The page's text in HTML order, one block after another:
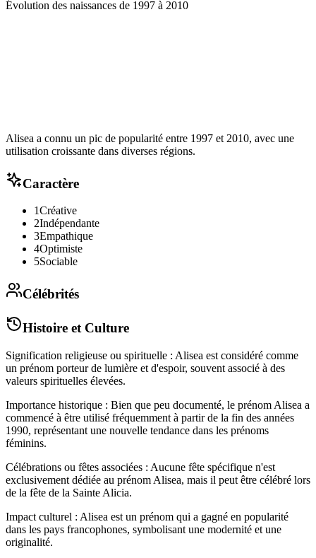
Évolution des naissances de 1997 à 2010
Alisea a connu un pic de popularité entre 1997 et 2010, avec une
utilisation croissante dans diverses régions.
Caractère
1Créative
2Indépendante
3Empathique
4Optimiste
5Sociable
Célébrités
Histoire et Culture
Signification religieuse ou spirituelle : Alisea est considéré comme
un prénom porteur de lumière et d'espoir, souvent associé à des
valeurs spirituelles élevées.
Importance historique : Bien que peu documenté, le prénom Alisea a
commencé à être utilisé fréquemment à partir de la fin des années
1990, représentant une nouvelle tendance dans les prénoms
féminins.
Célébrations ou fêtes associées : Aucune fête spécifique n'est
exclusivement dédiée au prénom Alisea, mais il peut être célébré lors
de la fête de la Sainte Alicia.
Impact culturel : Alisea est un prénom qui a gagné en popularité
dans les pays francophones, symbolisant une modernité et une
originalité.